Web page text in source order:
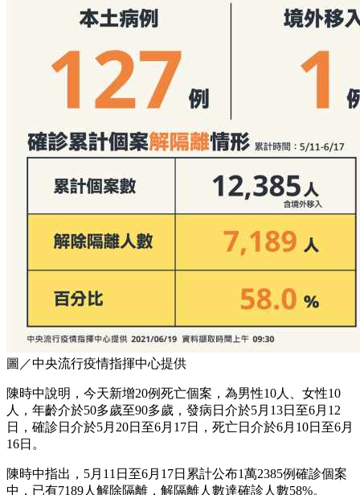
圖／中央流行疫情指揮中心提供
陳時中說明，今天新增20例死亡個案，為男性10人、女性10
人，年齡介於50多歲至90多歲，發病日介於5月13日至6月12
日，確診日介於5月20日至6月17日，死亡日介於6月10日至6月
16日。
陳時中指出，5月11日至6月17日累計公布1萬2385例確診個案
中，已有7189人解除隔離，解隔離人數達確診人數58%。